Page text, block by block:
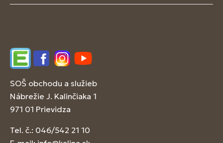
EdupageFacebookInstagram
YouTube
SOŠ obchodu a služieb
Nábrežie J. Kalinčiaka 1
971 01 Prievidza
Tel. č.: 046/542 21 10